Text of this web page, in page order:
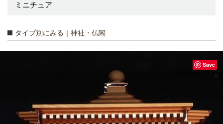
ミニチュア
タイプ別にみる｜神社・仏閣
Save